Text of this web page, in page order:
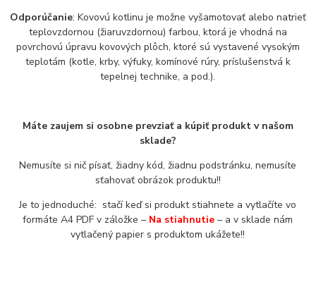
Odporúčanie: Kovovú kotlinu je možne vyšamotovať alebo natrieť
teplovzdornou (žiaruvzdornou) farbou, ktorá je vhodná na
povrchovú úpravu kovových plôch, ktoré sú vystavené vysokým
teplotám (kotle, krby, výfuky, komínové rúry, príslušenstvá k
tepelnej technike, a pod.).
Máte zaujem si osobne prevziať a kúpiť produkt v našom
sklade?
Nemusíte si nič písať, žiadny kód, žiadnu podstránku, nemusíte
sťahovať obrázok produktu!!
Je to jednoduché: stačí keď si produkt stiahnete a vytlačíte vo
formáte A4 PDF v záložke – Na stiahnutie – a v sklade nám
vytlačený papier s produktom ukážete!!